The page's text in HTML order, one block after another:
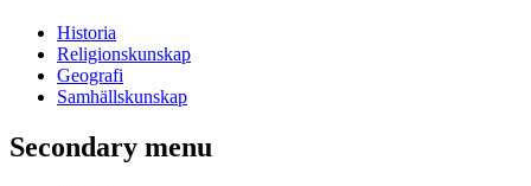
Historia
Religionskunskap
Geografi
Samhällskunskap
Secondary menu